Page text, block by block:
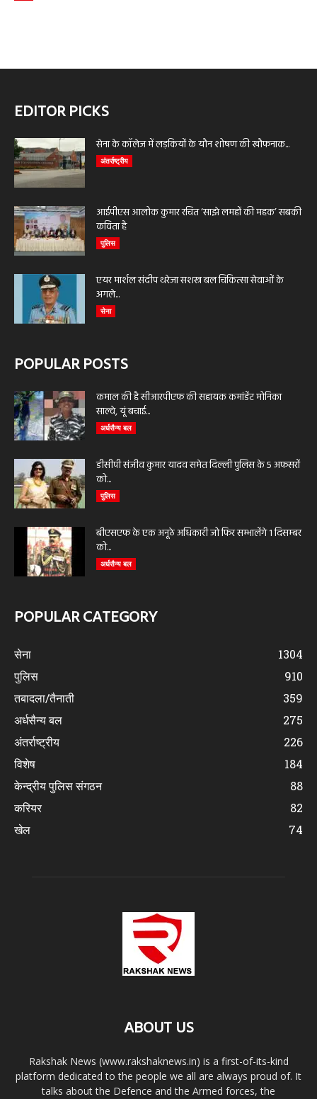
EDITOR PICKS
सेना के कॉलेज में लड़कियों के यौन शोषण की खौफनाक...
अंतर्राष्ट्रीय
आईपीएस आलोक कुमार रचित ‘साझे लमहों की महक’ सबकी
कविता है
पुलिस
एयर मार्शल संदीप थरेजा सशस्त्र बल चिकित्सा सेवाओं के
अगले...
सेना
POPULAR POSTS
कमाल की है सीआरपीएफ की सहायक कमांडेंट मोनिका
साल्वे, यूं बचाई...
अर्धसैन्य बल
डीसीपी संजीव कुमार यादव समेत दिल्ली पुलिस के 5 अफसरों
को...
पुलिस
बीएसएफ के एक अनूठे अधिकारी जो फिर सम्भालेंगे 1 दिसम्बर
को...
अर्धसैन्य बल
POPULAR CATEGORY
सेना
1304
पुलिस
910
तबादला/तैनाती
359
अर्धसैन्य बल
275
अंतर्राष्ट्रीय
226
विशेष
184
केन्द्रीय पुलिस संगठन
88
करियर
82
खेल
74
ABOUT US
Rakshak News (www.rakshaknews.in) is a first-of-its-kind
platform dedicated to the people we all are always proud of. It
talks about the Defence and the Armed forces, the